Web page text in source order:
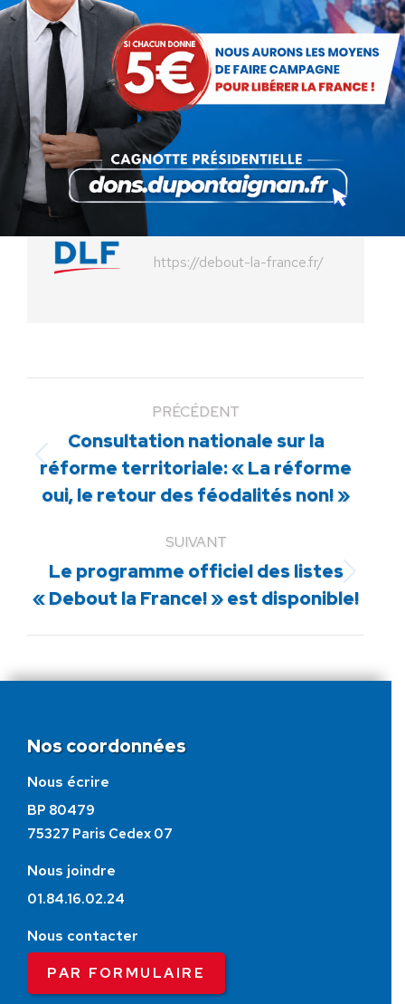
19 mai 2014
Partager cet article
Partager
sur
Facebook
Partager
sur
X
sur
Pinterest
sur
LinkedIn
sur
WhatsApp
https://debout-la-france.fr/
PRÉCÉDENT
Article
précédent
Consultation nationale sur la
réforme territoriale: « La réforme
oui, le retour des féodalités non! »
SUIVANT
Article
suivant
Le programme officiel des listes
« Debout la France! » est disponible!
Nos coordonnées
Nous écrire
BP 80479
75327 Paris Cedex 07
Nous joindre
01.84.16.02.24
Nous contacter
PAR FORMULAIRE